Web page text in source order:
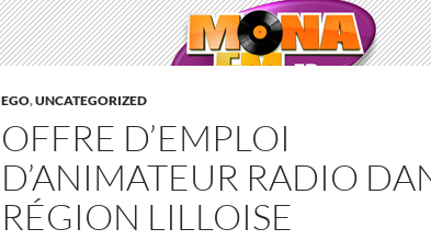
EGO,UNCATEGORIZED
OFFRE D’EMPLOI
D’ANIMATEUR RADIO
RÉGION LILLOISE